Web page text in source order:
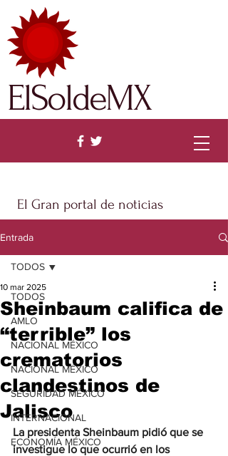
El Gran portal de noticias
ElSoldeMX
Entrada
TODOS
AMLO
NACIONAL MÉXICO
NACIONAL MÉXICO
SEGURIDAD MÉXICO
INTERNACIONAL
ECONOMÍA MÉXICO
TODOS
Sheinbaum califica de
“terrible” los
crematorios
clandestinos de
Jalisco
10 mar 2025
La presidenta Sheinbaum pidió que se
investigue lo que ocurrió en los